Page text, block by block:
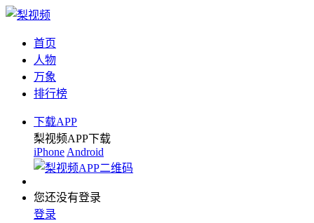
首页
人物
万象
排行榜
下载APP
梨视频APP下载
iPhone Android
您还没有登录
登录